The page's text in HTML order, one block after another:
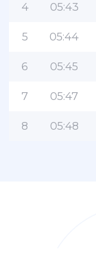
4 05:43
5 05:44
6 05:45
7 05:47
8 05:48